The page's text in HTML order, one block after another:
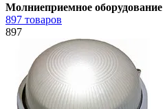
Молниеприемное оборудование
897 товаров
897